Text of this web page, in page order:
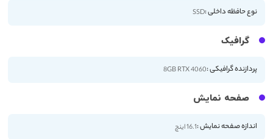
نوع حافظه داخلی :SSD
گرافیک
پردازنده گرافیکی :8GB RTX 4060
صفحه نمایش
اندازه صفحه نمایش :16.1 اینچ